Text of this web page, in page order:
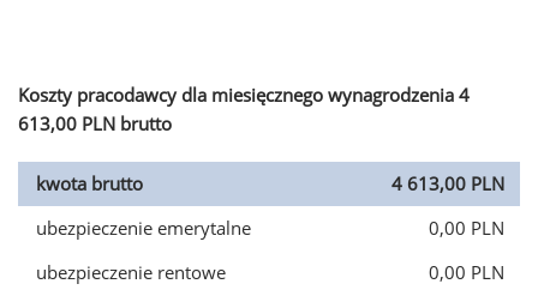
Koszty pracodawcy dla miesięcznego wynagrodzenia 4
613,00 PLN brutto
kwota brutto
4 613,00 PLN
ubezpieczenie emerytalne
0,00 PLN
ubezpieczenie rentowe
0,00 PLN